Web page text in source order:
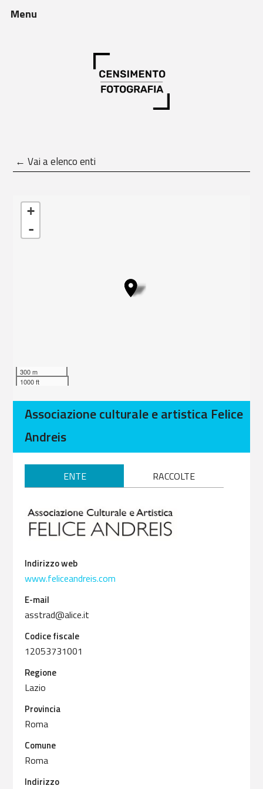
Menu
← Vai a elenco enti
Caricamento delle mappe in corso - restare in attesa...
+
-
300 m
1000 ft
Associazione culturale e artistica Felice
Andreis
ENTE RACCOLTE
Indirizzo web
www.feliceandreis.com
E-mail
asstrad@alice.it
Codice fiscale
12053731001
Regione
Lazio
Provincia
Roma
Comune
Roma
Indirizzo